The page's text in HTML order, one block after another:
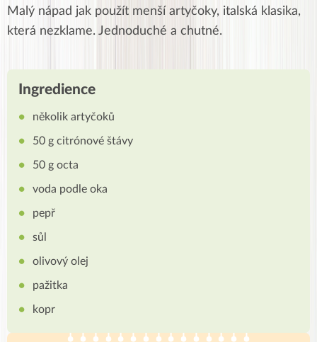
Malý nápad jak použít menší artyčoky, italská klasika,
která nezklame. Jednoduché a chutné.
Ingredience
několik artyčoků
50 g citrónové štávy
50 g octa
voda podle oka
pepř
sůl
olivový olej
pažitka
kopr